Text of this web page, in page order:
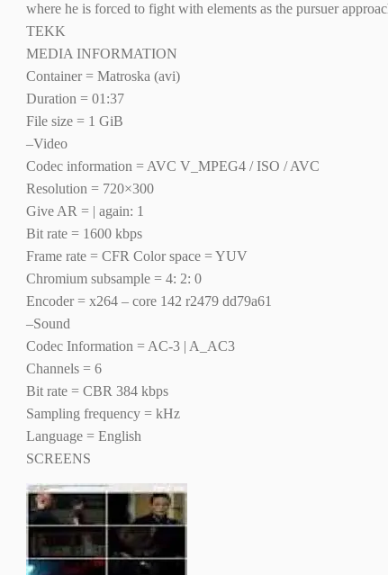
where he is forced to fight with elements as the pursuer
TEKK
MEDIA INFORMATION
Container = Matroska (avi)
Duration = 01:37
File size = 1 GiB
–Video
Codec information = AVC V_MPEG4 / ISO / AVC
Resolution = 720×300
Give AR = | again: 1
Bit rate = 1600 kbps
Frame rate = CFR Color space = YUV
Chromium subsample = 4: 2: 0
Encoder = x264 – core 142 r2479 dd79a61
–Sound
Codec Information = AC-3 | A_AC3
Channels = 6
Bit rate = CBR 384 kbps
Sampling frequency = kHz
Language = English
SCREENS